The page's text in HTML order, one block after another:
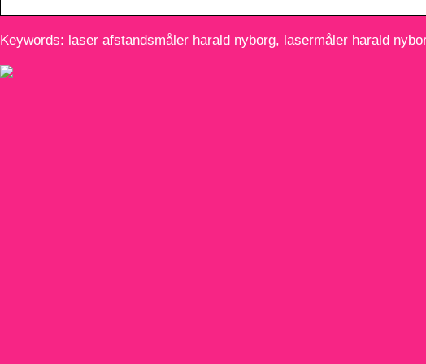
Keywords: laser afstandsmåler harald nyborg, lasermåler harald